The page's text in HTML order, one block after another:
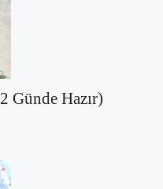
Günde Hazır)